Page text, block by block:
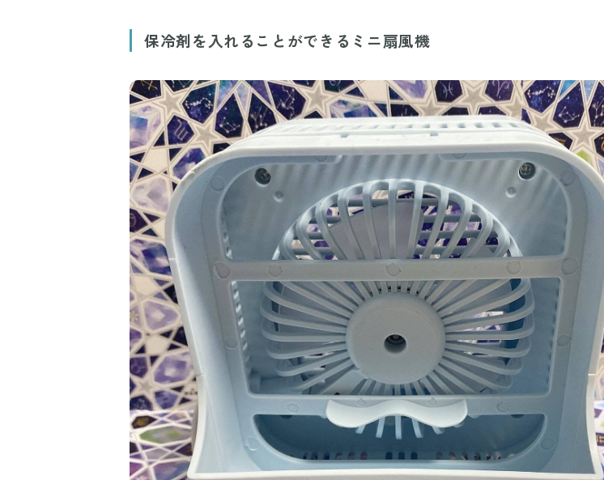
保冷剤を入れることができるミニ扇風機